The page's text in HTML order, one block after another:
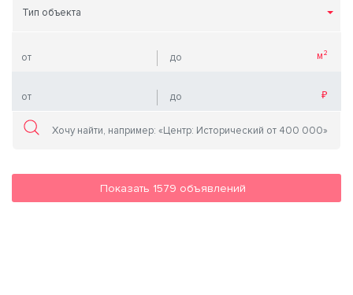
Тип объекта
Показать 1579 объявлений